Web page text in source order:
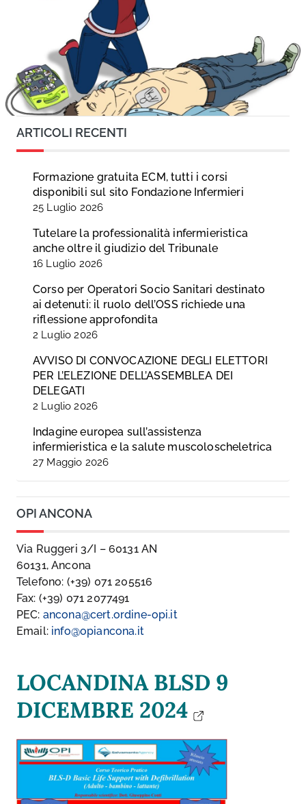
ARTICOLI RECENTI
Formazione gratuita ECM, tutti i corsi
disponibili sul sito Fondazione Infermieri
25 Luglio 2026
Tutelare la professionalità infermieristica
anche oltre il giudizio del Tribunale
16 Luglio 2026
Corso per Operatori Socio Sanitari destinato
ai detenuti: il ruolo dell’OSS richiede una
riflessione approfondita
2 Luglio 2026
AVVISO DI CONVOCAZIONE DEGLI ELETTORI
PER L’ELEZIONE DELL’ASSEMBLEA DEI
DELEGATI
2 Luglio 2026
Indagine europea sull’assistenza
infermieristica e la salute muscoloscheletrica
27 Maggio 2026
OPI ANCONA
Via Ruggeri 3/I – 60131 AN
60131, Ancona
Telefono: (+39) 071 205516
Fax: (+39) 071 2077491
PEC: ancona@cert.ordine-opi.it
Email: info@opiancona.it
LOCANDINA BLSD 9
DICEMBRE 2024